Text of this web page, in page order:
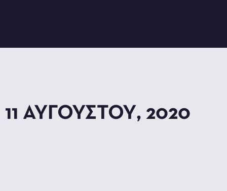
11 ΑΥΓΟΎΣΤΟΥ, 2020